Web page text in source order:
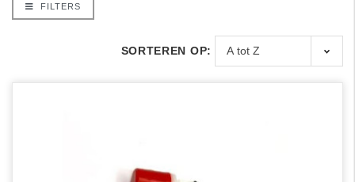
FILTERS
SORTEREN OP: